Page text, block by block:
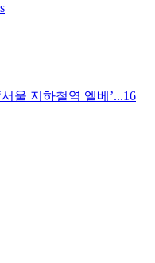
울 지하철역 엘베’...16